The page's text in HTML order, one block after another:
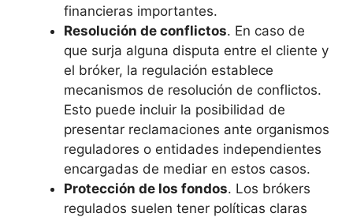
financieras importantes.
Resolución de conflictos. En caso de
que surja alguna disputa entre el cliente y
el bróker, la regulación establece
mecanismos de resolución de conflictos.
Esto puede incluir la posibilidad de
presentar reclamaciones ante organismos
reguladores o entidades independientes
encargadas de mediar en estos casos.
Protección de los fondos. Los brókers
regulados suelen tener políticas claras